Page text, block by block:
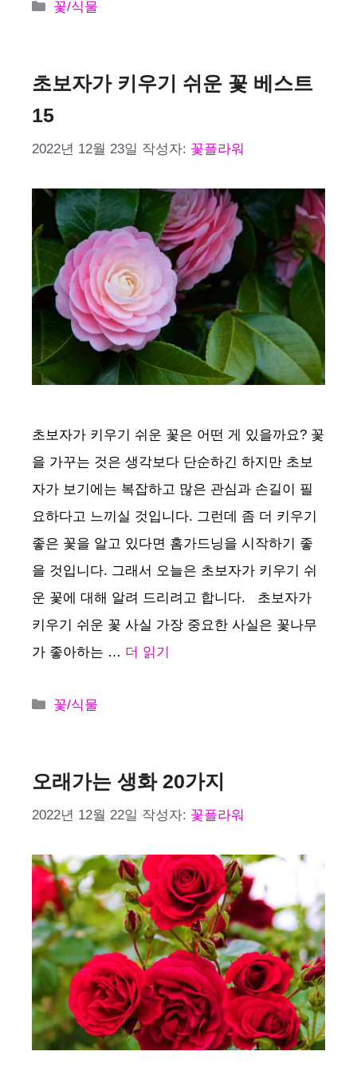
카
꽃/식물
초보자가 키우기 쉬운 꽃 베스트
15
2022년 12월 23일 작성자: 꽃플라워
초보자가 키우기 쉬운 꽃은 어떤 게 있을까요? 꽃
을 가꾸는 것은 생각보다 단순하긴 하지만 초보
자가 보기에는 복잡하고 많은 관심과 손길이 필
요하다고 느끼실 것입니다. 그런데 좀 더 키우기
좋은 꽃을 알고 있다면 홈가드닝을 시작하기 좋
을 것입니다. 그래서 오늘은 초보자가 키우기 쉬
운 꽃에 대해 알려 드리려고 합니다. 초보자가
키우기 쉬운 꽃 사실 가장 중요한 사실은 꽃나무
가 좋아하는 … 더 읽기
카
꽃/식물
오래가는 생화 20가지
2022년 12월 22일 작성자: 꽃플라워